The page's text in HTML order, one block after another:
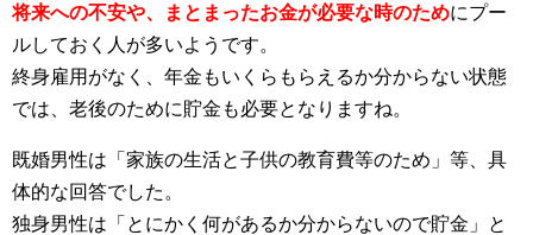
将来への不安や、まとまったお金が必要な時のためにプー
ルしておく人が多いようです。
終身雇用がなく、年金もいくらもらえるか分からない状態
では、老後のために貯金も必要となりますね。
既婚男性は「家族の生活と子供の教育費等のため」等、具
体的な回答でした。
独身男性は「とにかく何があるか分からないので貯金」と